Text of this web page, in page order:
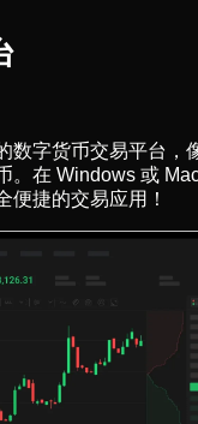
数字货币交易平台，
。在 Windows 或
便捷的交易应用！